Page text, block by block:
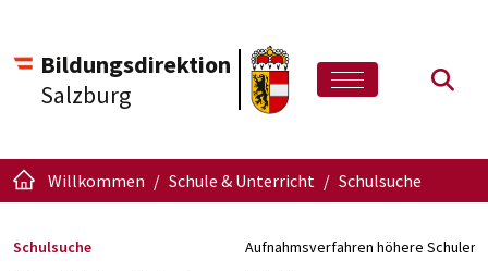
Bildungsdirektion
Salzburg
Willkommen Schule & Unterricht Schulsuche
Schulsuche
Aufnahmsverfahren höhere Schulen